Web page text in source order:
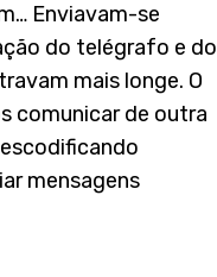
Enviavam-se
do telégrafo e do
mais longe. O
comunicar de outra
mensagens